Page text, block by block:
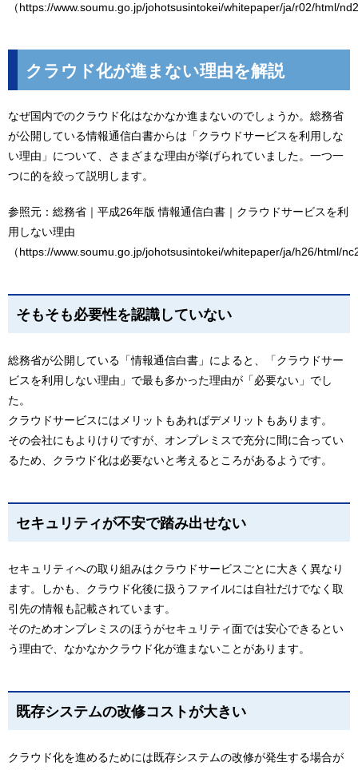
（https://www.soumu.go.jp/johotsusintokei/whitepaper/ja/r02/html/
クラウド化が進まない理由を解説
なぜ国内でのクラウド化はなかなか進まないのでしょうか。総務省
が公開している情報通信白書からは「クラウドサービスを利用しな
い理由」について、さまざまな理由が挙げられていました。一つ一
つに的を絞って説明します。
参照元：総務省｜平成26年版 情報通信白書｜クラウドサービスを利
用しない理由
（https://www.soumu.go.jp/johotsusintokei/whitepaper/ja/h26/html/
そもそも必要性を認識していない
総務省が公開している「情報通信白書」によると、「クラウドサー
ビスを利用しない理由」で最も多かった理由が「必要ない」でし
た。
クラウドサービスにはメリットもあればデメリットもあります。
その会社にもよりけりですが、オンプレミスで充分に間に合ってい
るため、クラウド化は必要ないと考えるところがあるようです。
セキュリティが不安で踏み出せない
セキュリティへの取り組みはクラウドサービスごとに大きく異なり
ます。しかも、クラウド化後に扱うファイルには自社だけでなく取
引先の情報も記載されています。
そのためオンプレミスのほうがセキュリティ面では安心できるとい
う理由で、なかなかクラウド化が進まないことがあります。
既存システムの改修コストが大きい
クラウド化を進めるためには既存システムの改修が発生する場合が